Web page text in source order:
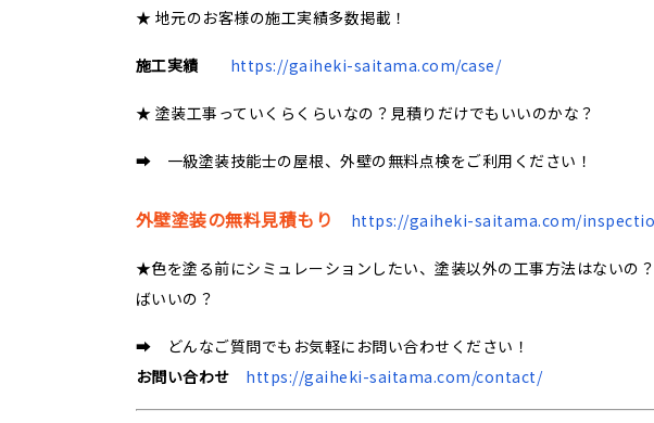
★ 地元のお客様の施工実績多数掲載！
施工実績 https://gaiheki-saitama.com/case/
★ 塗装工事っていくらくらいなの？見積りだけでもいいのかな？
➡ 一級塗装技能士の屋根、外壁の無料点検をご利用ください！
外壁塗装の無料見積もり https://gaiheki-saitama.com/
★色を塗る前にシミュレーションしたい、塗装以外の工事方法はない
ばいいの？
➡ どんなご質問でもお気軽にお問い合わせください！
お問い合わせ
https://gaiheki-saitama.com/contact/